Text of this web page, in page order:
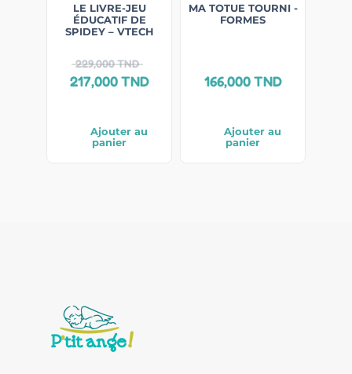
LE LIVRE-JEU
ÉDUCATIF DE
SPIDEY – VTECH
229,000TND
217,000TND
Ajouter au
panier
MA TOTUE TOURNI -
FORMES
166,000TND
Ajouter au
panier